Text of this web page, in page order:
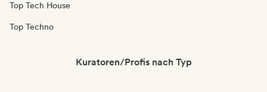
Top Tech House
Top Techno
Kuratoren/Profis nach Typ